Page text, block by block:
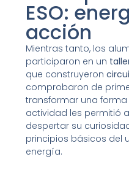
ESO:
acción
Mientras tanto, los
participaron en un
que construyeron
comprobaron de
transformar una
actividad les permitió
despertar su
principios básicos del
energía.